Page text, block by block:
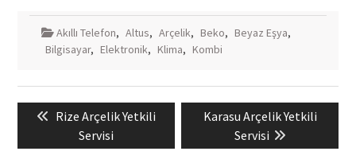
Akıllı Telefon, Altus, Arçelik, Beko, Beyaz Eşya,
Bilgisayar, Elektronik, Klima, Kombi
gezinmesi
Previous
post:
Rize Arçelik Yetkili
Servisi
Next
Karasu Arçelik Yetkili
Servisi